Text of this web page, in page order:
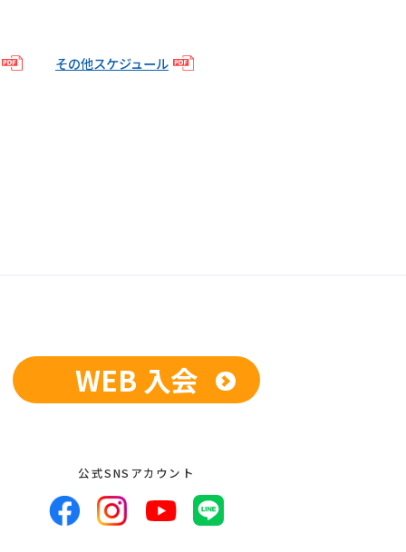
その他スケジュール
WEB 入会
公式SNSアカウント